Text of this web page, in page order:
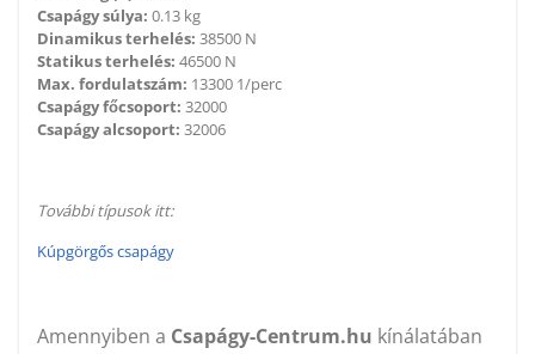
Csapágy súlya: 0.13 kg
Dinamikus terhelés: 38500 N
Statikus terhelés: 46500 N
Max. fordulatszám: 13300 1/perc
Csapágy főcsoport: 32000
Csapágy alcsoport: 32006
További típusok itt:
Kúpgörgős csapágy
Amennyiben a Csapágy-Centrum.hu kínálatában